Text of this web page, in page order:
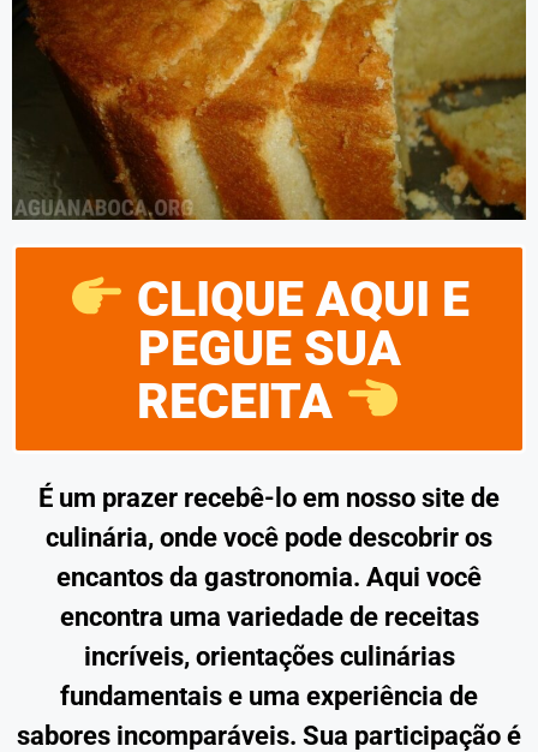
CLIQUE AQUI E
PEGUE SUA
RECEITA
É um prazer recebê-lo em nosso site de
culinária, onde você pode descobrir os
encantos da gastronomia. Aqui você
encontra uma variedade de receitas
incríveis, orientações culinárias
fundamentais e uma experiência de
sabores incomparáveis. Sua participação é